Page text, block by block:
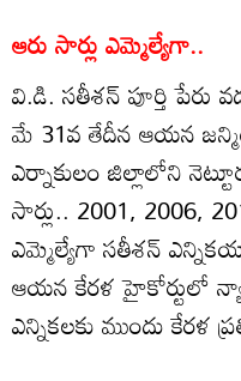
ఆరు సార్లు ఎమ్మెల్యేగా..
వి.డి. సతీశన్ పూర్తి
మే 31వ తేదీన ఆయన
ఎర్నాకులం జిల్లాలోని
సార్లు.. 2001, 2006,
ఎమ్మెల్యేగా సతీశన్‌
ఆయన కేరళ హైకోర్టులో
ఎన్నికలకు ముందు కేరళ